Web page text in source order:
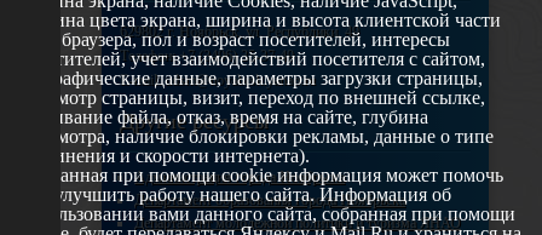
629802 г. Ноябрьск, ул. Республики, 49
Телефон: +7 (3496) 35-37-49
E-mail: udsm@noyabrsk.yanao.ru
Другие ресурсы
Администрация города Ноябрьска
Департамент образования города Ноябрьска
Департамент молодежной политики и туризма ЯНАО
глубина цвета экрана, ширина и высота клиентской части
окна браузера, пол и возраст посетителей, интересы
посетителей, учет взаимодействий посетителя с сайтом,
географические данные, параметры загрузки страницы,
просмотр страницы, визит, переход по внешней ссылке,
cкачивание файла, отказ, время на сайте, глубина
просмотра, наличие блокировки рекламы, данные о типе
соединения и скорости интернета).
Собранная при помощи cookie информация может помочь
нам улучшить работу нашего сайта. Информация об
использовании вами данного сайта, собранная при помощи